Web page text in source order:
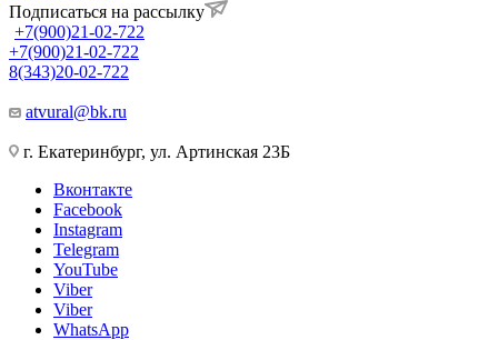
Подписаться на рассылку
+7(900)21-02-722
+7(900)21-02-722
8(343)20-02-722
atvural@bk.ru
г. Екатеринбург, ул. Артинская 23Б
Вконтакте
Facebook
Instagram
Telegram
YouTube
Viber
Viber
WhatsApp